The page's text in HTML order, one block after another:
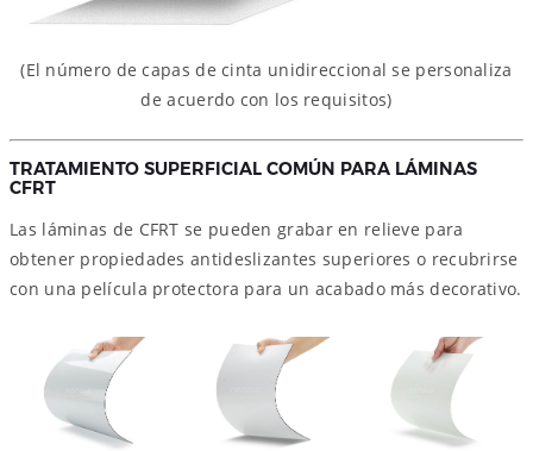
(El número de capas de cinta unidireccional se personaliza
de acuerdo con los requisitos)
TRATAMIENTO SUPERFICIAL COMÚN PARA LÁMINAS
CFRT
Las láminas de CFRT se pueden grabar en relieve para
obtener propiedades antideslizantes superiores o recubrirse
con una película protectora para un acabado más decorativo.